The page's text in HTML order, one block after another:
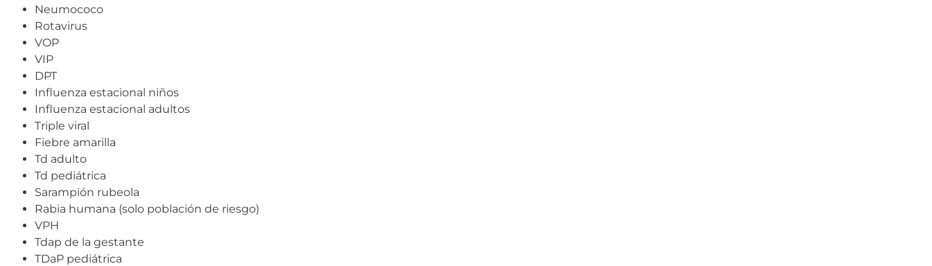
Neumococo
Rotavirus
VOP
VIP
DPT
Influenza estacional niños
Influenza estacional adultos
Triple viral
Fiebre amarilla
Td adulto
Td pediátrica
Sarampión rubeola
Rabia humana (solo población de riesgo)
VPH
Tdap de la gestante
TDaP pediátrica